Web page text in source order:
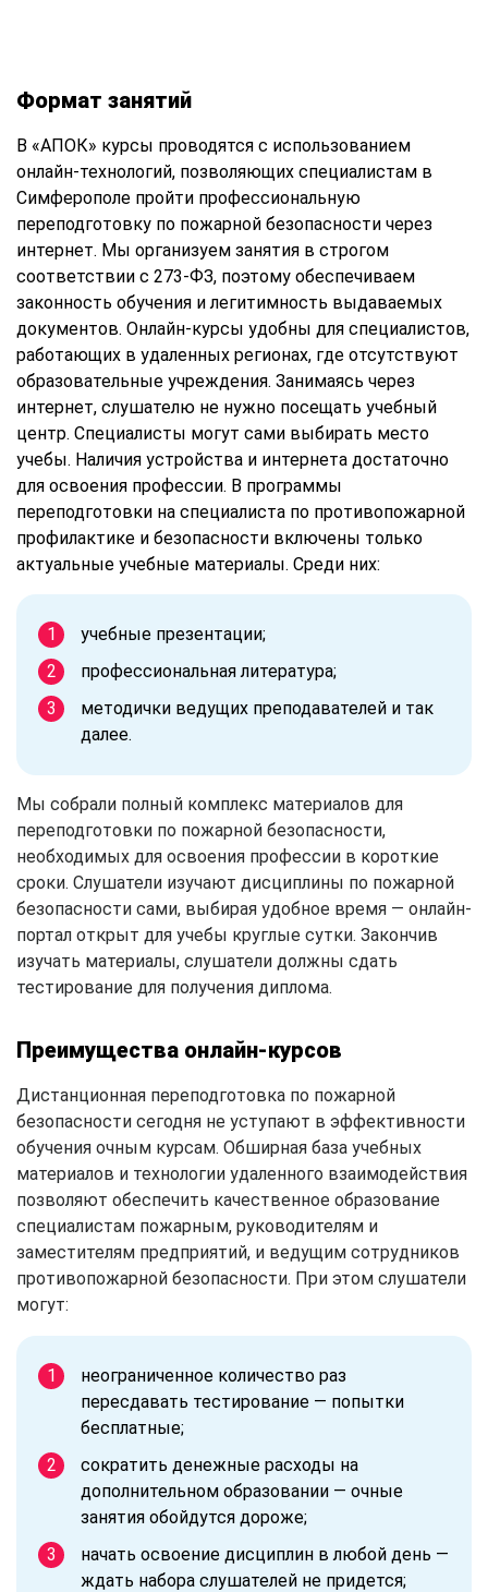
Формат занятий
В «АПОК» курсы проводятся с использованием
онлайн-технологий, позволяющих специалистам в
Симферополе пройти профессиональную
переподготовку по пожарной безопасности через
интернет. Мы организуем занятия в строгом
соответствии с 273-ФЗ, поэтому обеспечиваем
законность обучения и легитимность выдаваемых
документов. Онлайн-курсы удобны для специалистов,
работающих в удаленных регионах, где отсутствуют
образовательные учреждения. Занимаясь через
интернет, слушателю не нужно посещать учебный
центр. Специалисты могут сами выбирать место
учебы. Наличия устройства и интернета достаточно
для освоения профессии. В программы
переподготовки на специалиста по противопожарной
профилактике и безопасности включены только
актуальные учебные материалы. Среди них:
учебные презентации;
профессиональная литература;
методички ведущих преподавателей и так
далее.
Мы собрали полный комплекс материалов для
переподготовки по пожарной безопасности,
необходимых для освоения профессии в короткие
сроки. Слушатели изучают дисциплины по пожарной
безопасности сами, выбирая удобное время — онлайн-
портал открыт для учебы круглые сутки. Закончив
изучать материалы, слушатели должны сдать
тестирование для получения диплома.
Преимущества онлайн-курсов
Дистанционная переподготовка по пожарной
безопасности сегодня не уступают в эффективности
обучения очным курсам. Обширная база учебных
материалов и технологии удаленного взаимодействия
позволяют обеспечить качественное образование
специалистам пожарным, руководителям и
заместителям предприятий, и ведущим сотрудников
противопожарной безопасности. При этом слушатели
могут:
неограниченное количество раз
пересдавать тестирование — попытки
бесплатные;
сократить денежные расходы на
дополнительном образовании — очные
занятия обойдутся дороже;
начать освоение дисциплин в любой день —
ждать набора слушателей не придется;